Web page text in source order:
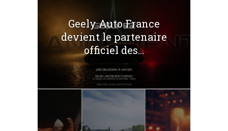
Geely Auto France
devient le partenaire
officiel des...